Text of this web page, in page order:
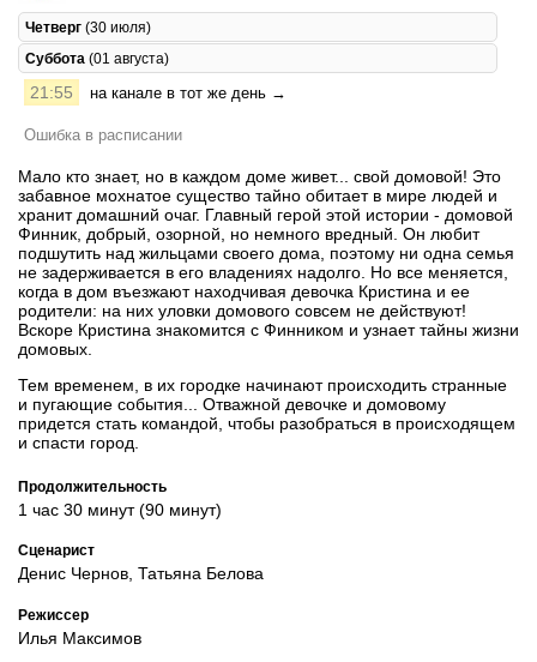
Четверг (30 июля)
Суббота (01 августа)
21:55 на канале в тот же день →
Ошибка в расписании
Мало кто знает, но в каждом доме живет... свой домовой! Это
забавное мохнатое существо тайно обитает в мире людей и
хранит домашний очаг. Главный герой этой истории - домовой
Финник, добрый, озорной, но немного вредный. Он любит
подшутить над жильцами своего дома, поэтому ни одна семья
не задерживается в его владениях надолго. Но все меняется,
когда в дом въезжают находчивая девочка Кристина и ее
родители: на них уловки домового совсем не действуют!
Вскоре Кристина знакомится с Финником и узнает тайны жизни
домовых.
Тем временем, в их городке начинают происходить странные
и пугающие события... Отважной девочке и домовому
придется стать командой, чтобы разобраться в происходящем
и спасти город.
Продолжительность
1 час 30 минут (90 минут)
Сценарист
Денис Чернов, Татьяна Белова
Режиссер
Илья Максимов